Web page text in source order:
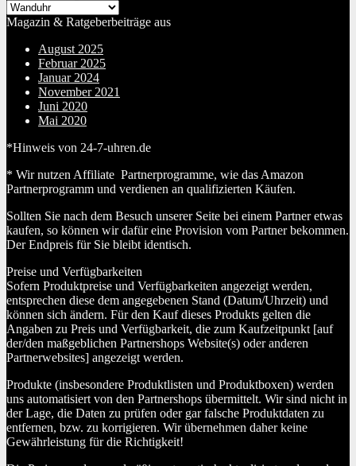
Magazin & Ratgeberbeiträge aus
August 2025
Februar 2025
Januar 2024
November 2021
Juni 2020
Mai 2020
*Hinweis von 24-7-uhren.de
* Wir nutzen Affiliate Partnerprogramme, wie das Amazon
Partnerprogramm und verdienen an qualifizierten Käufen.
Sollten Sie nach dem Besuch unserer Seite bei einem Partner etwas
kaufen, so können wir dafür eine Provision vom Partner bekommen.
Der Endpreis für Sie bleibt identisch.
Preise und Verfügbarkeiten
Sofern Produktpreise und Verfügbarkeiten angezeigt werden,
entsprechen diese dem angegebenen Stand (Datum/Uhrzeit) und
können sich ändern. Für den Kauf dieses Produkts gelten die
Angaben zu Preis und Verfügbarkeit, die zum Kaufzeitpunkt [auf
der/den maßgeblichen Partnershops Website(s) oder anderen
Partnerwebsites] angezeigt werden.
Produkte (insbesondere Produktlisten und Produktboxen) werden
uns automatisiert von den Partnershops übermittelt. Wir sind nicht in
der Lage, die Daten zu prüfen oder gar falsche Produktdaten zu
entfernen, bzw. zu korrigieren. Wir übernehmen daher keine
Gewährleistung für die Richtigkeit!